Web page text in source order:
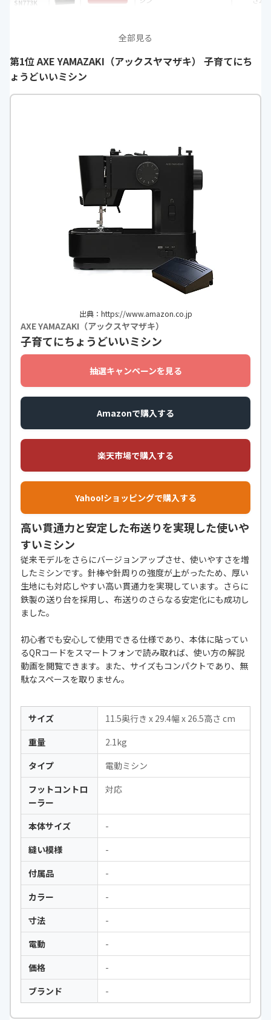
SN773K
全部見る
第1位 AXE YAMAZAKI（アックスヤマザキ） 子育てにち
ょうどいいミシン
出典：https://www.amazon.co.jp
AXE YAMAZAKI（アックスヤマザキ）
子育てにちょうどいいミシン
抽選キャンペーンを見る
Amazonで購入する
楽天市場で購入する
Yahoo!ショッピングで購入する
高い貫通力と安定した布送りを実現した使いや
すいミシン
従来モデルをさらにバージョンアップさせ、使いやすさを増
したミシンです。針棒や針周りの強度が上がったため、厚い
生地にも対応しやすい高い貫通力を実現しています。さらに
鉄製の送り台を採用し、布送りのさらなる安定化にも成功し
ました。
初心者でも安心して使用できる仕様であり、本体に貼ってい
るQRコードをスマートフォンで読み取れば、使い方の解説
動画を閲覧できます。また、サイズもコンパクトであり、無
駄なスペースを取りません。
サイズ
11.5奥行き x 29.4幅 x 26.5高さ cm
重量
2.1kg
タイプ
電動ミシン
フットコントロ
ーラー
対応
本体サイズ
-
縫い模様
-
付属品
-
カラー
-
寸法
-
電動
-
価格
-
ブランド
-